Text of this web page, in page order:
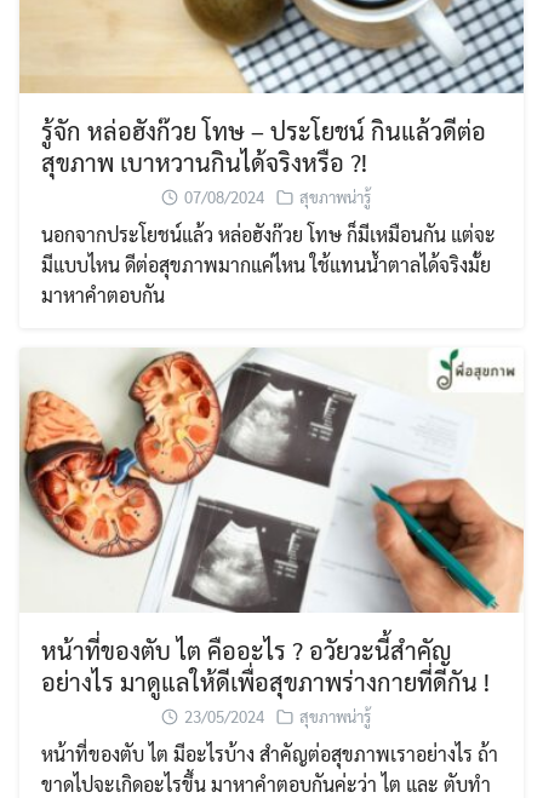
for:
Search
รู้จัก หล่อฮังก๊วย โทษ – ประโยชน์ กินแล้วดีต่อ
สุขภาพ เบาหวานกินได้จริงหรือ ?!
07/08/2024 สุขภาพน่ารู้
นอกจากประโยชน์แล้ว หล่อฮังก๊วย โทษ ก็มีเหมือนกัน แต่จะ
มีแบบไหน ดีต่อสุขภาพมากแค่ไหน ใช้แทนน้ำตาลได้จริงมั้ย
มาหาคำตอบกัน
หน้าที่ของตับ ไต คืออะไร ? อวัยวะนี้สำคัญ
อย่างไร มาดูแลให้ดีเพื่อสุขภาพร่างกายที่ดีกัน !
23/05/2024 สุขภาพน่ารู้
หน้าที่ของตับ ไต มีอะไรบ้าง สำคัญต่อสุขภาพเราอย่างไร ถ้า
ขาดไปจะเกิดอะไรขึ้น มาหาคำตอบกันค่ะว่า ไต และ ตับทำ